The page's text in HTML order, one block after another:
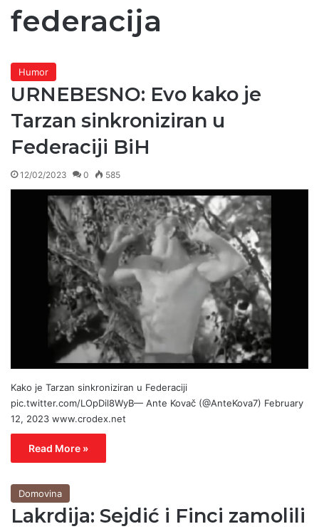
federacija
Humor
URNEBESNO: Evo kako je
Tarzan sinkroniziran u
Federaciji BiH
12/02/2023 0 585
Kako je Tarzan sinkroniziran u Federaciji
pic.twitter.com/LOpDil8WyB— Ante Kovač (@AnteKova7) February
12, 2023 www.crodex.net
Read More »
Domovina
Lakrdija: Sejdić i Finci zamolili